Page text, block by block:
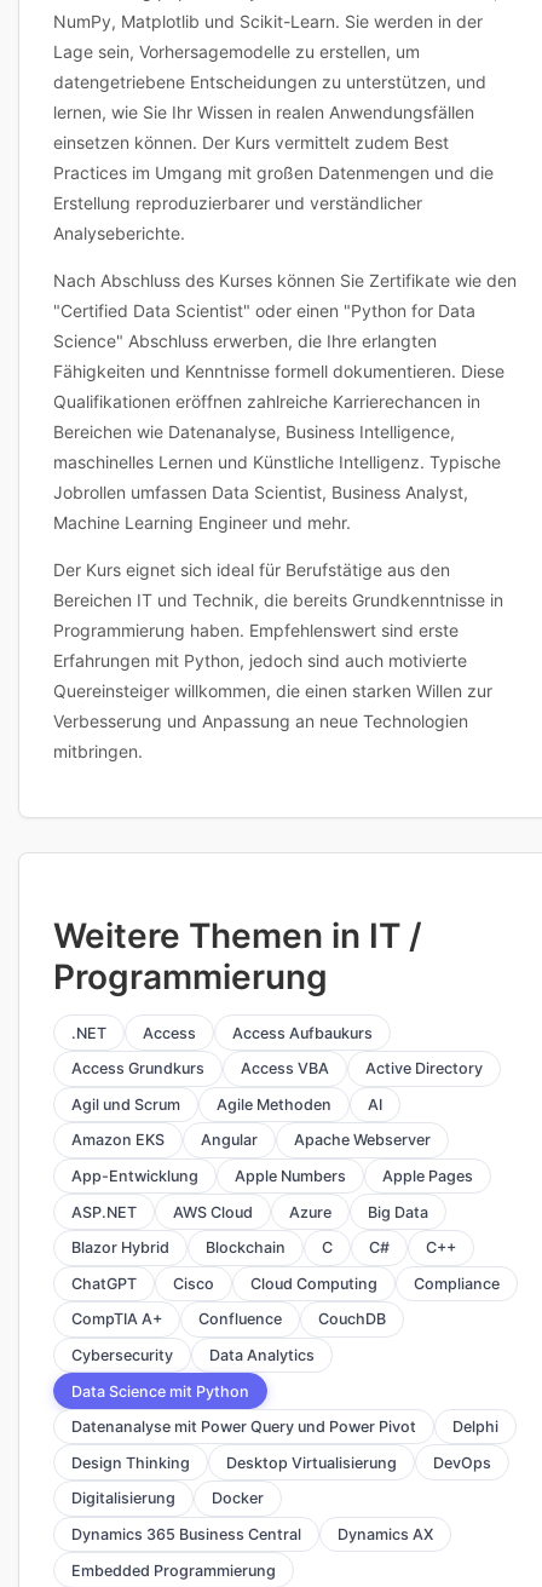
NumPy, Matplotlib und Scikit-Learn. Sie werden in der
Lage sein, Vorhersagemodelle zu erstellen, um
datengetriebene Entscheidungen zu unterstützen, und
lernen, wie Sie Ihr Wissen in realen Anwendungsfällen
einsetzen können. Der Kurs vermittelt zudem Best
Practices im Umgang mit großen Datenmengen und die
Erstellung reproduzierbarer und verständlicher
Analyseberichte.
Nach Abschluss des Kurses können Sie Zertifikate wie den
"Certified Data Scientist" oder einen "Python for Data
Science" Abschluss erwerben, die Ihre erlangten
Fähigkeiten und Kenntnisse formell dokumentieren. Diese
Qualifikationen eröffnen zahlreiche Karrierechancen in
Bereichen wie Datenanalyse, Business Intelligence,
maschinelles Lernen und Künstliche Intelligenz. Typische
Jobrollen umfassen Data Scientist, Business Analyst,
Machine Learning Engineer und mehr.
Der Kurs eignet sich ideal für Berufstätige aus den
Bereichen IT und Technik, die bereits Grundkenntnisse in
Programmierung haben. Empfehlenswert sind erste
Erfahrungen mit Python, jedoch sind auch motivierte
Quereinsteiger willkommen, die einen starken Willen zur
Verbesserung und Anpassung an neue Technologien
mitbringen.
Weitere Themen in IT /
Programmierung
.NET Access
Access Aufbaukurs
Access Grundkurs
Access VBA
Active Directory
Agil und Scrum
Agile Methoden
AI
Amazon EKS
Angular
Apache Webserver
App-Entwicklung
Apple Numbers
Apple Pages
ASP.NET
AWS Cloud Azure
Big Data
Blazor Hybrid
Blockchain C C#
C++
ChatGPT
Cisco Cloud Computing
Compliance
CompTIA A+
Confluence
CouchDB
Cybersecurity
Data Analytics
Data Science mit Python
Datenanalyse mit Power Query und Power Pivot
Delphi
Design Thinking
Desktop Virtualisierung
DevOps
Digitalisierung
Docker
Dynamics 365 Business Central
Dynamics AX
Embedded Programmierung